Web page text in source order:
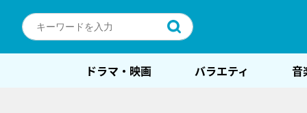
ドラマ・映画 バラエティ 音